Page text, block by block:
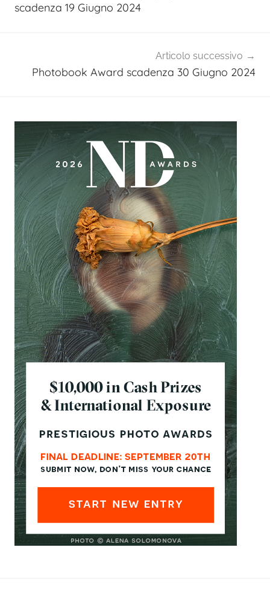
scadenza 19 Giugno 2024
Articolo successivo
Photobook Award scadenza 30 Giugno 2024